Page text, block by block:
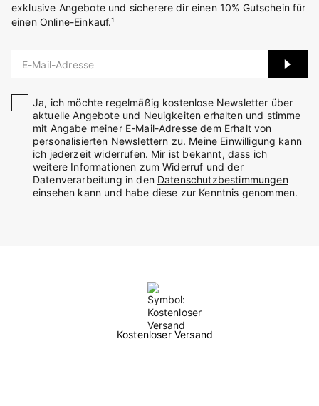
exklusive Angebote und sicherere dir einen 10% Gutschein für
einen Online-Einkauf.¹
E-Mail-Adresse
Ja, ich möchte regelmäßig kostenlose Newsletter über
aktuelle Angebote und Neuigkeiten erhalten und stimme
mit Angabe meiner E-Mail-Adresse dem Erhalt von
personalisierten Newslettern zu. Meine Einwilligung kann
ich jederzeit widerrufen. Mir ist bekannt, dass ich
weitere Informationen zum Widerruf und der
Datenverarbeitung in den Datenschutzbestimmungen
einsehen kann und habe diese zur Kenntnis genommen.
Kostenloser Versand